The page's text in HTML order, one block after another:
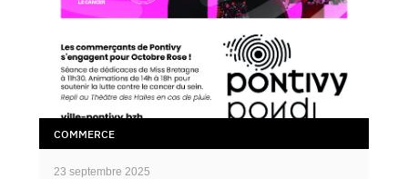
COMMERCE
23 septembre 2025